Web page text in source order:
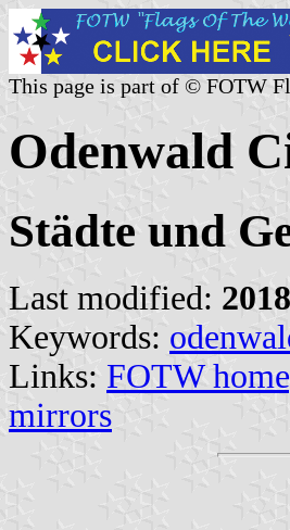
This page is part of © FOTW
Odenwald
Städte und
Last modified:
Keywords:
Links: FOTW
mirrors